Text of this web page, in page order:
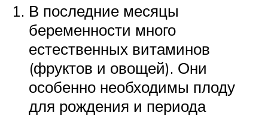
В последние месяцы
беременности много
естественных витаминов
(фруктов и овощей). Они
особенно необходимы плоду
для рождения и периода